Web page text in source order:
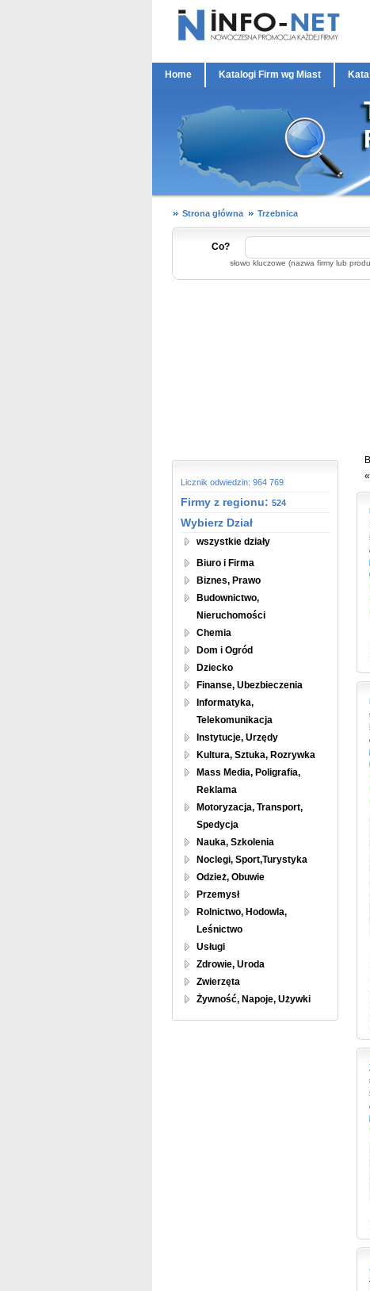
Home Katalogi Firm wg Miast
Strona główna Trzebnica
Co?
słowo kluczowe (nazwa firmy lub
Licznik odwiedzin: 964 769
Firmy z regionu: 524
Wybierz Dział
wszystkie działy
Biuro i Firma
Biznes, Prawo
Budownictwo,
Nieruchomości
Chemia
Dom i Ogród
Dziecko
Finanse, Ubezbieczenia
Informatyka,
Telekomunikacja
Instytucje, Urzędy
Kultura, Sztuka, Rozrywka
Mass Media, Poligrafia,
Reklama
Motoryzacja, Transport,
Spedycja
Nauka, Szkolenia
Noclegi, Sport,Turystyka
Odzież, Obuwie
Przemysł
Rolnictwo, Hodowla,
Leśnictwo
Usługi
Zdrowie, Uroda
Zwierzęta
Żywność, Napoje, Używki
«